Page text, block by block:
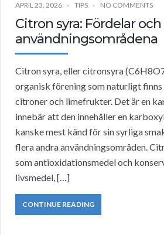
APRIL 23, 2026 TIPS NO COMMENTS
Citron syra: Fördelar och
användningsområdena
Citron syra, eller citronsyra
organisk förening som naturligt
citroner och limefrukter. Det är en
innebär att den innehåller en
kanske mest känd för sin syrliga
flera andra användningsområden.
som antioxidationsmedel och
livsmedel, […]
CONTINUE READING